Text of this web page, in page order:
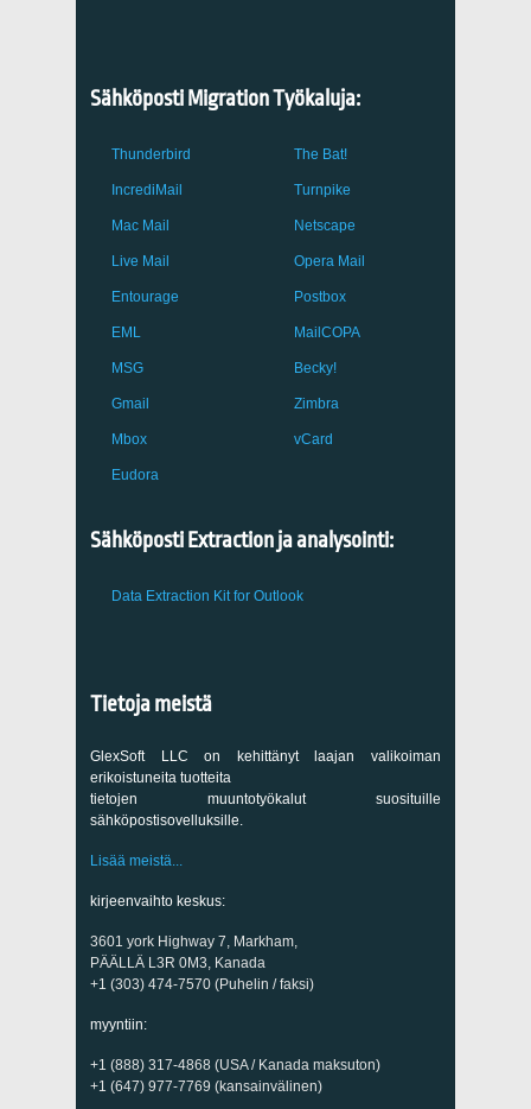
Sähköposti Migration Työkaluja:
Thunderbird
IncrediMail
Mac Mail
Live Mail
Entourage
EML
MSG
Gmail
Mbox
Eudora
The Bat!
Turnpike
Netscape
Opera Mail
Postbox
MailCOPA
Becky!
Zimbra
vCard
Sähköposti Extraction ja analysointi:
Data Extraction Kit for Outlook
Tietoja meistä
GlexSoft LLC on kehittänyt laajan valikoiman
erikoistuneita tuotteita
tietojen muuntotyökalut suosituille
sähköpostisovelluksille.
Lisää meistä...
kirjeenvaihto keskus:
3601 york Highway 7, Markham,
PÄÄLLÄ L3R 0M3, Kanada
+1 (303) 474-7570 (Puhelin / faksi)
myyntiin:
+1 (888) 317-4868 (USA / Kanada maksuton)
+1 (647) 977-7769 (kansainvälinen)